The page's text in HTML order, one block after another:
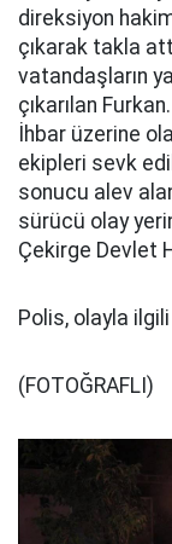
direksiyon
çıkarak takla
vatandaşların
çıkarılan
İhbar üzerine
ekipleri sevk
sonucu alev
sürücü olay
Çekirge Devlet
Polis, olayla
(FOTOĞRAFLI)